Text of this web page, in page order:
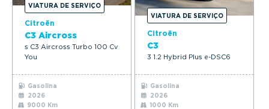
VIATURA DE SERVIÇO
Citroën
C3 Aircross
s C3 Aircross Turbo 100 Cv
You
Gasolina
2026
9000 Km
VIATURA DE SERVIÇO
Citroën
C3
3 1.2 Hybrid Plus e-DSC6
Gasolina
2026
1000 Km